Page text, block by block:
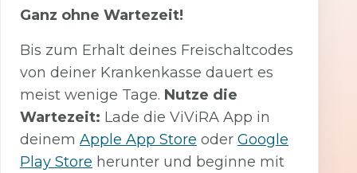
Ganz ohne Wartezeit!
Bis zum Erhalt deines Freischaltcodes
von deiner Krankenkasse dauert es
meist wenige Tage. Nutze die
Wartezeit: Lade die ViViRA App in
deinem Apple App Store oder Google
Play Store herunter und beginne mit